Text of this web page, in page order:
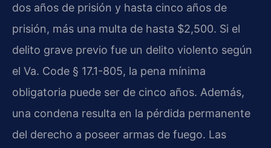
dos años de prisión y hasta cinco años de
prisión, más una multa de hasta $2,500. Si el
delito grave previo fue un delito violento según
el Va. Code § 17.1-805, la pena mínima
obligatoria puede ser de cinco años. Además,
una condena resulta en la pérdida permanente
del derecho a poseer armas de fuego. Las